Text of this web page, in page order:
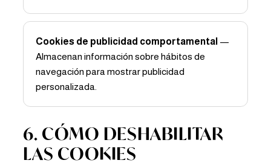
Cookies de publicidad comportamental —
Almacenan información sobre hábitos de
navegación para mostrar publicidad
personalizada.
6. CÓMO DESHABILITAR
LAS COOKIES